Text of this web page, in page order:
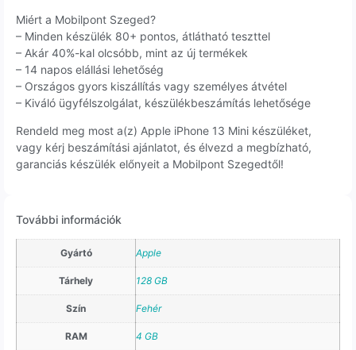
Miért a Mobilpont Szeged?
– Minden készülék 80+ pontos, átlátható teszttel
– Akár 40%-kal olcsóbb, mint az új termékek
– 14 napos elállási lehetőség
– Országos gyors kiszállítás vagy személyes átvétel
– Kiváló ügyfélszolgálat, készülékbeszámítás lehetősége
Rendeld meg most a(z) Apple iPhone 13 Mini készüléket,
vagy kérj beszámítási ajánlatot, és élvezd a megbízható,
garanciás készülék előnyeit a Mobilpont Szegedtől!
További információk
Gyártó Apple
Tárhely 128 GB
Szín Fehér
RAM 4 GB